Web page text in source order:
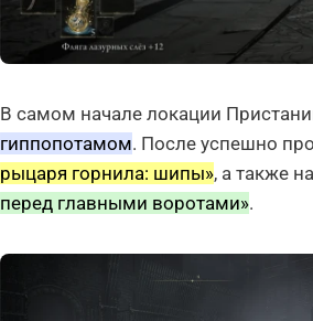
В самом начале локации
гиппопотамом. После успешно
рыцаря горнила: шипы», а также
перед главными воротами».